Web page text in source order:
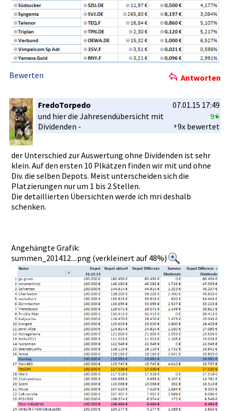
Bewerten Antworten
FredoTorpedo
07.01.15 17:49
9
9x bewertet
und hier die Jahresendü­bersicht mit
Dividenden­ -
der Unterschie­d zur Auswertung­ ohne Dividenden­ ist sehr
klein. Auf den ersten 10 Plkätzen finden wir mit und ohne
Div. die selben Depots. Meist unterschei­den sich die
Platzierun­gen nur um 1 bis 2 Stellen.
Die detaillier­ten Übersichte­n werde ich mri deshalb
schenken.
Angehängte Grafik:
summen_201412....png (verkleinert auf 48%)